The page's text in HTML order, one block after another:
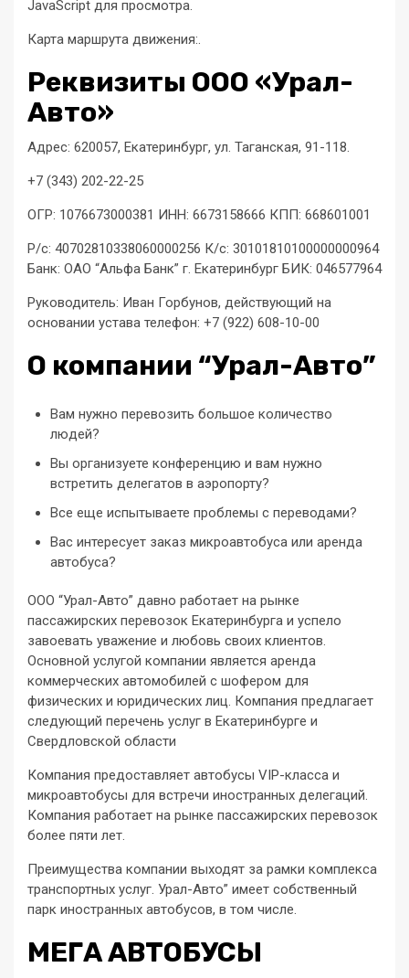
JavaScript для просмотра.
Карта маршрута движения:.
Реквизиты ООО «Урал-
Авто»
Адрес: 620057, Екатеринбург, ул. Таганская, 91-118.
+7 (343) 202-22-25
ОГР: 1076673000381 ИНН: 6673158666 КПП: 668601001
Р/с: 40702810338060000256 К/с: 30101810100000000964
Банк: ОАО “Альфа Банк” г. Екатеринбург БИК: 046577964
Руководитель: Иван Горбунов, действующий на
основании устава телефон: +7 (922) 608-10-00
О компании “Урал-Авто”
Вам нужно перевозить большое количество
людей?
Вы организуете конференцию и вам нужно
встретить делегатов в аэропорту?
Все еще испытываете проблемы с переводами?
Вас интересует заказ микроавтобуса или аренда
автобуса?
ООО “Урал-Авто” давно работает на рынке
пассажирских перевозок Екатеринбурга и успело
завоевать уважение и любовь своих клиентов.
Основной услугой компании является аренда
коммерческих автомобилей с шофером для
физических и юридических лиц. Компания предлагает
следующий перечень услуг в Екатеринбурге и
Свердловской области
Компания предоставляет автобусы VIP-класса и
микроавтобусы для встречи иностранных делегаций.
Компания работает на рынке пассажирских перевозок
более пяти лет.
Преимущества компании выходят за рамки комплекса
транспортных услуг. Урал-Авто” имеет собственный
парк иностранных автобусов, в том числе.
МЕГА АВТОБУСЫ